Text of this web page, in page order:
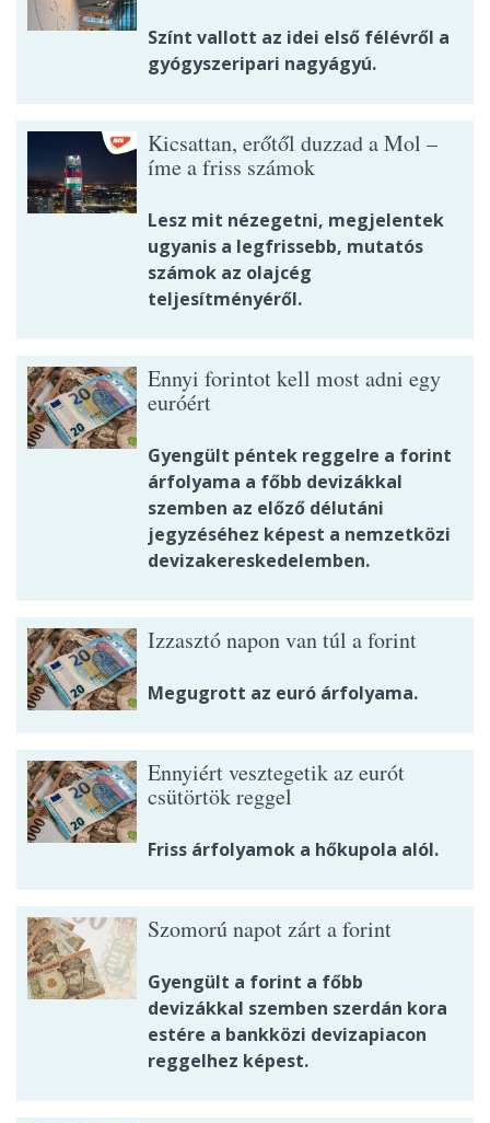
Színt vallott az idei első félévről a
gyógyszeripari nagyágyú.
Kicsattan, erőtől duzzad a Mol –
íme a friss számok
Lesz mit nézegetni, megjelentek
ugyanis a legfrissebb, mutatós
számok az olajcég
teljesítményéről.
Ennyi forintot kell most adni egy
euróért
Gyengült péntek reggelre a forint
árfolyama a főbb devizákkal
szemben az előző délutáni
jegyzéséhez képest a nemzetközi
devizakereskedelemben.
Izzasztó napon van túl a forint
Megugrott az euró árfolyama.
Ennyiért vesztegetik az eurót
csütörtök reggel
Friss árfolyamok a hőkupola alól.
Szomorú napot zárt a forint
Gyengült a forint a főbb
devizákkal szemben szerdán kora
estére a bankközi devizapiacon
reggelhez képest.